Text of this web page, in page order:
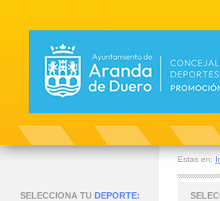
Estas en:
SELECCIONA TU DEPORTE: